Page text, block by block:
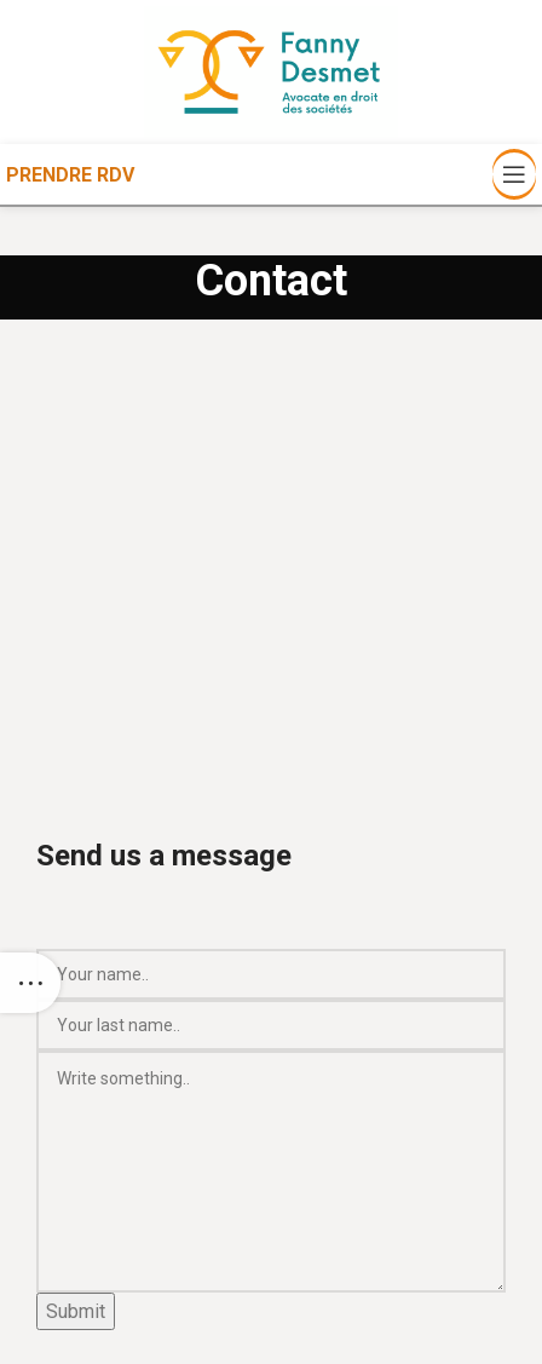
PRENDRE RDV
Contact
Send us a message